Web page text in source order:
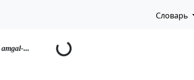
Словарь
amgal-...